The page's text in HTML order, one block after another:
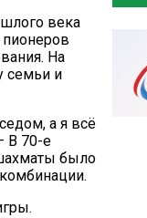
века
На
семьи и
а я всё
В 70-е
было